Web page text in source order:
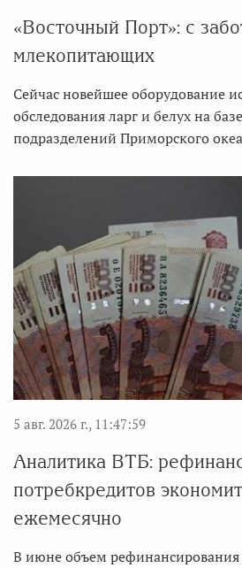
«Восточный Порт»: с
млекопитающих
Сейчас новейшее оборудование
обследования ларг и белух на
подразделений Приморского
5 авг. 2026 г., 11:47:59
Аналитика ВТБ:
потребкредитов
ежемесячно
В июне объем